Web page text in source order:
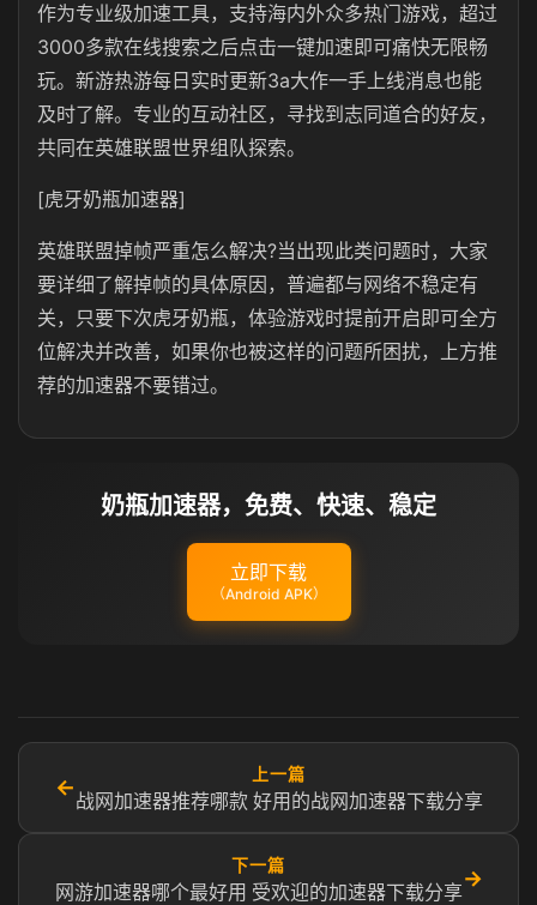
作为专业级加速工具，支持海内外众多热门游戏，超过
3000多款在线搜索之后点击一键加速即可痛快无限畅
玩。新游热游每日实时更新3a大作一手上线消息也能
及时了解。专业的互动社区，寻找到志同道合的好友，
共同在英雄联盟世界组队探索。
[虎牙奶瓶加速器]
英雄联盟掉帧严重怎么解决?当出现此类问题时，大家
要详细了解掉帧的具体原因，普遍都与网络不稳定有
关，只要下次虎牙奶瓶，体验游戏时提前开启即可全方
位解决并改善，如果你也被这样的问题所困扰，上方推
荐的加速器不要错过。
奶瓶加速器，免费、快速、稳定
立即下载
（Android APK）
←
上一篇
战网加速器推荐哪款 好用的战网加速器下载分享
下一篇
网游加速器哪个最好用 受欢迎的加速器下载分享
→